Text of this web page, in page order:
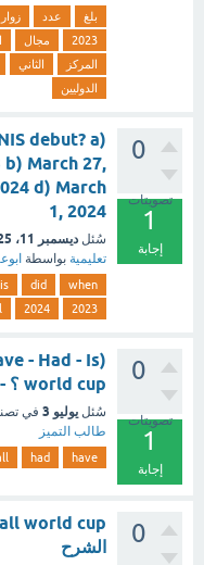
بلغ عدد زوار
2023
مجال
المركز
الثاني
الدوليين
0
تصويتات
1
إجابة
debut? a)
b) March 27,
d) March
1, 2024
سُئل ديسمبر 11، 2025
تعليمية بواسطة
when
did
2023
2024
0
تصويتات
1
إجابة
world cup ؟ - مع الشرح
سُئل يوليو 3 في
طالب التميز
have
had
0
الشرح